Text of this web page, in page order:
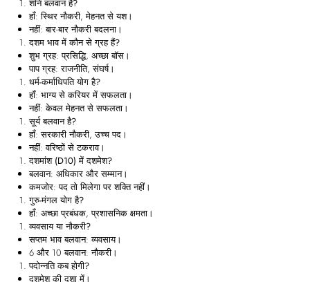
शनि बलवान है?
हाँ: स्थिर नौकरी, मेहनत से यश।
नहीं: बार-बार नौकरी बदलना।
दशम भाव में कौन से ग्रह हैं?
शुभ ग्रह: प्रसिद्धि, अच्छा बॉस।
पाप ग्रह: राजनीति, संघर्ष।
धर्म-कर्माधिपति योग है?
हाँ: भाग्य से करियर में सफलता।
नहीं: केवल मेहनत से सफलता।
सूर्य बलवान है?
हाँ: सरकारी नौकरी, उच्च पद।
नहीं: वरिष्ठों से टकराव।
दशमांश (D10) में दशमेश?
बलवान: अधिकार और सम्मान।
कमजोर: पद तो मिलेगा पर शक्ति नहीं।
गुरु-मंगल योग है?
हाँ: अच्छा प्रबंधक, प्रशासनिक क्षमता।
व्यवसाय या नौकरी?
सप्तम भाव बलवान: व्यवसाय।
6 और 10 बलवान: नौकरी।
पदोन्नति कब होगी?
दशमेश की दशा में।